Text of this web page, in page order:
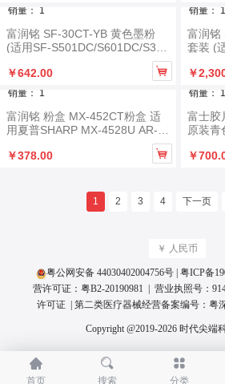
销量： 1
富润铭 SF-30CT-YB 黄色墨粉
(适用SF-S501DC/S601DC/S351
RC/S401RC/S262RC/S312RC
机型) 约12000页
￥642.00 
销量： 1
富润铭
套装 (
2RC机
￥
销量： 1
富润铭 粉盒 MX-452CT粉盒 适
用夏普SHARP MX-4528U AR-4
￥378.00

销量： 1
富士胶
原装青
3/
页
￥
1 2 3 4 下一页
￥ 人民币
粤公网安备 44030402004756号 粤ICP备
营许可证： 粤B2-20190981 | 营业执照号：
许可证 | 第二类医疗器械经营备案编号： 粤
Copyright @2019-2026 时代尖端

首页

搜索

分类